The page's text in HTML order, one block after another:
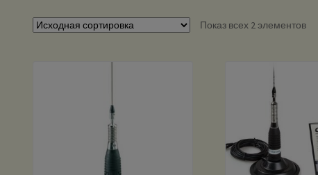
Показ всех 2 элементов